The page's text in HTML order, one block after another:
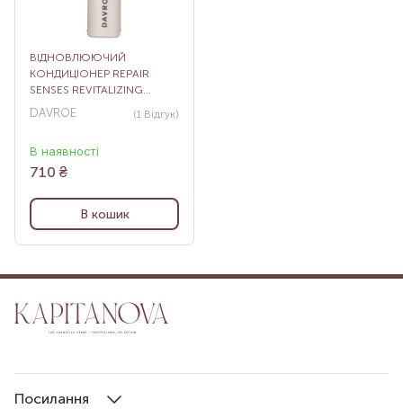
ВІДНОВЛЮЮЧИЙ
КОНДИЦІОНЕР REPAIR
SENSES REVITALIZING
CONDITIONER, 100 МЛ
DAVROE (1 Відгук)
В наявності
710 ₴
В кошик
Посилання